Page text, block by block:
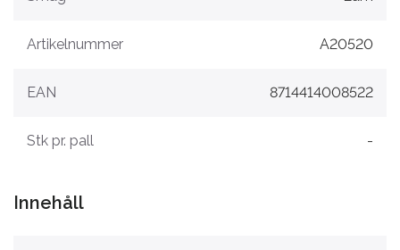
Artikelnummer A20520
EAN 8714414008522
Stk pr. pall -
Innehåll